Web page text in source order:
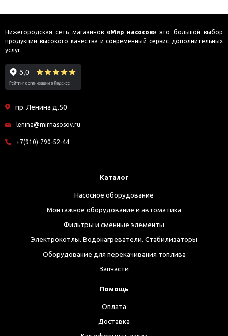
Нижегородская сеть магазинов «Мир насосов» это большой выбор
продукции высокого качества и современный сервис дополнительных
услуг.
пр. Ленина д.50
lenina@mirnasosov.ru
+7(910)-790-52-44
Каталог
Насосное оборудование
Монтажное оборудование и автоматика
Фильтры и сменные элементы
Электрокотлы. Водонагреватели. Стабилизаторы
Оборудование для перекачивания топлива
Запчасти
Помощь
Оплата
Доставка